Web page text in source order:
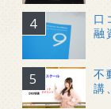
口
融
不
講